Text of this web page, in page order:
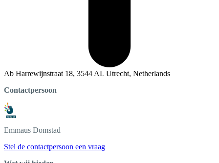
Ab Harrewijnstraat 18, 3544 AL Utrecht, Netherlands
Contactpersoon
Emmaus Domstad
Stel de contactpersoon een vraag